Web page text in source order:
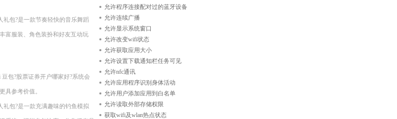
礼包?是一款节奏轻快的音乐舞蹈
富服装、角色装扮和好友互动玩
豆包?股票证券开户哪家好?系统会
具参考价值。
礼包?是一款充满趣味的钓鱼模拟
允许程序连接配对过的蓝牙设备
允许连续广播
允许显示系统窗口
允许改变wifi状态
允许获取应用大小
允许设置下载通知栏任务可见
允许nfc通讯
允许应用程序识别身体活动
允许用户添加应用到白名单
允许读取外部存储权限
获取wifi及wlan热点状态